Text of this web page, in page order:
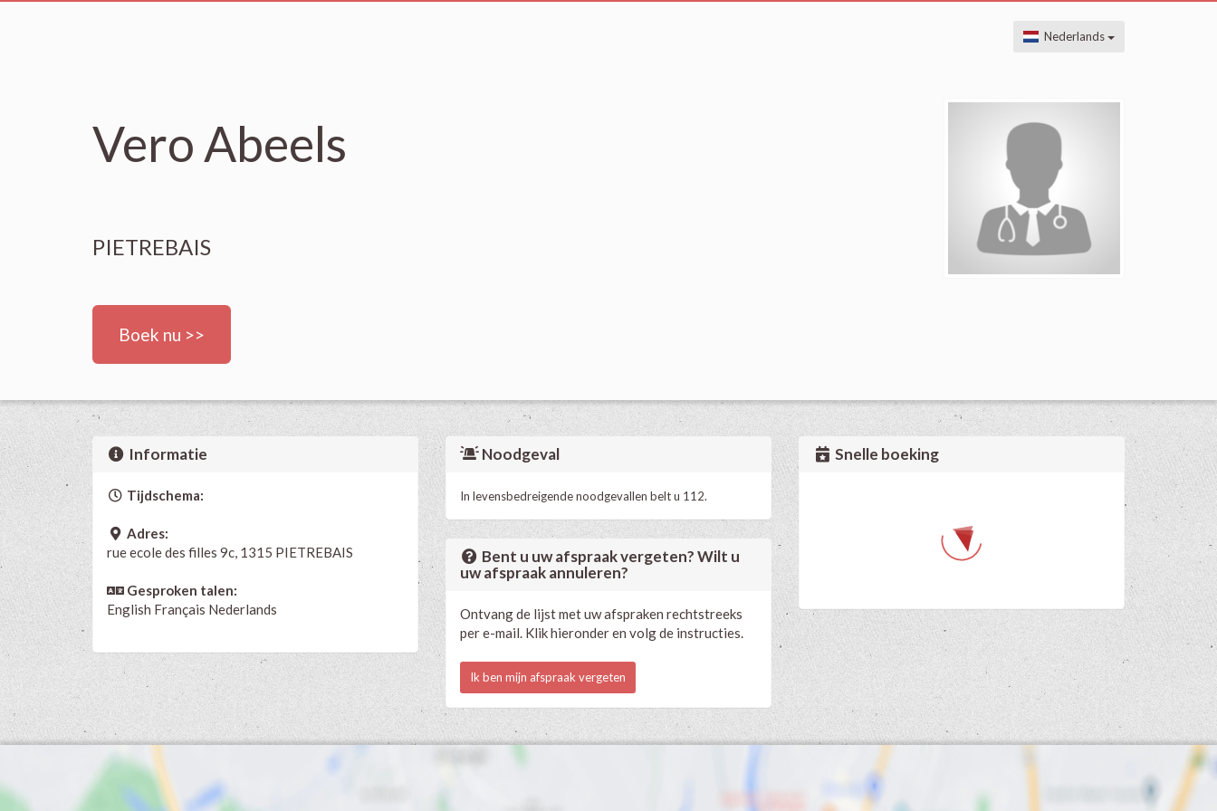
Nederlands
Vero Abeels
PIETREBAIS
Boek nu >>
Informatie
Tijdschema:
Adres:
rue ecole des filles 9c, 1315 PIETREBAIS
Gesproken talen:
English Français Nederlands
Noodgeval
In levensbedreigende noodgevallen belt u 112.
Bent u uw afspraak vergeten? Wilt u
uw afspraak annuleren?
Ontvang de lijst met uw afspraken rechtstreeks
per e-mail. Klik hieronder en volg de instructies.
Ik ben mijn afspraak vergeten
Snelle boeking